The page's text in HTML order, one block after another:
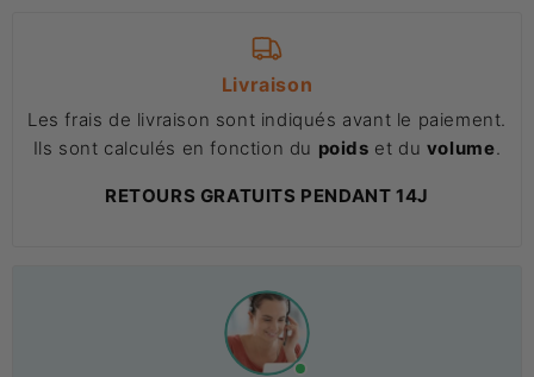
Livraison
Les frais de livraison sont indiqués avant le paiement.
Ils sont calculés en fonction du poids et du volume
RETOURS GRATUITS PENDANT 14J